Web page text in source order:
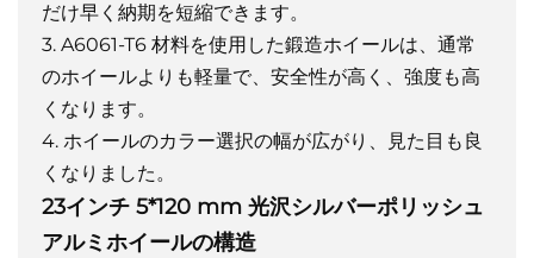
だけ早く納期を短縮できます。
3. A6061-T6 材料を使用した鍛造ホイールは、通常
のホイールよりも軽量で、安全性が高く、強度も高
くなります。
4. ホイールのカラー選択の幅が広がり、見た目も良
くなりました。
23インチ 5*120 mm 光沢シルバーポリッシュ
アルミホイールの構造